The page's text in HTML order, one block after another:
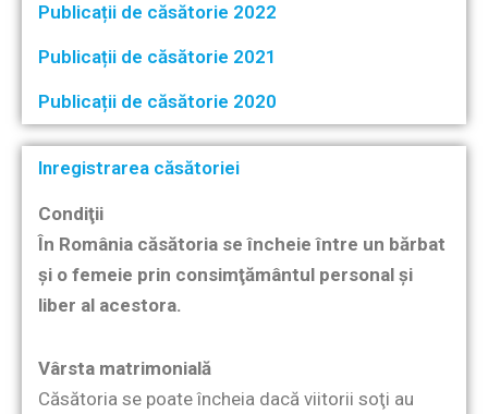
Publicații de căsătorie 2022
Publicații de căsătorie 2021
Publicații de căsătorie 2020
Inregistrarea căsătoriei
Condiţii
În România căsătoria se încheie între un bărbat
şi o femeie prin consimţământul personal şi
liber al acestora.
Vârsta matrimonială
Căsătoria se poate încheia dacă viitorii soţi au